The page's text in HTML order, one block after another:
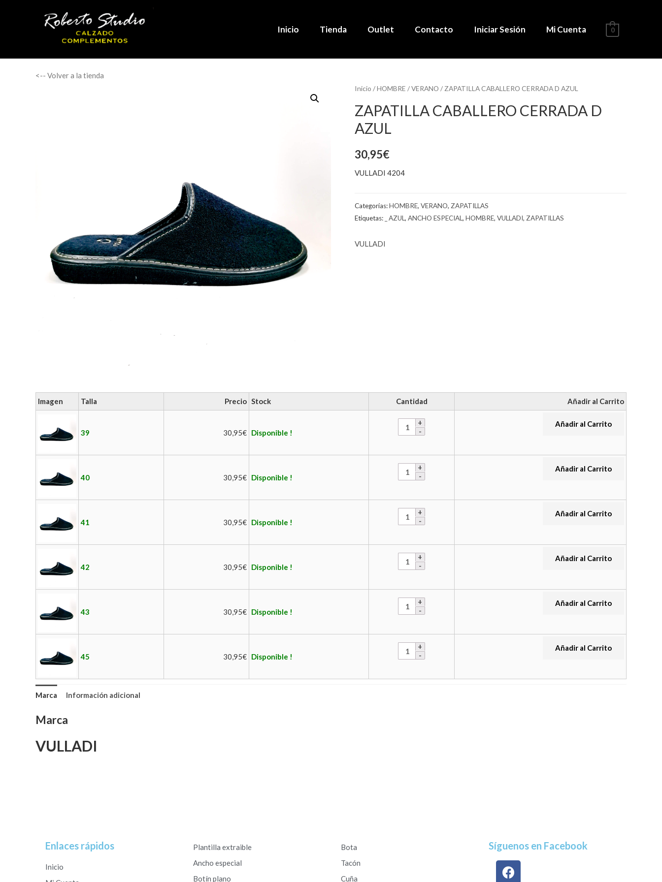
Inicio Tienda Outlet Contacto Iniciar Sesión Mi Cuenta 0
<-- Volver a la tienda
Inicio /HOMBRE /VERANO / ZAPATILLA CABALLERO CERRADA D AZUL
ZAPATILLA CABALLERO CERRADA D
AZUL
30,95€
VULLADI 4204
Categorías:HOMBRE, VERANO, ZAPATILLAS
Etiquetas:
_ AZUL, ANCHO ESPECIAL, HOMBRE, VULLADI, ZAPATILLAS
VULLADI
Imagen Talla Precio Stock Cantidad Añadir al Carrito
39 30,95€ Disponible !
Añadir al Carrito
40 30,95€ Disponible !
Añadir al Carrito
41 30,95€ Disponible !
Añadir al Carrito
42 30,95€ Disponible !
Añadir al Carrito
43 30,95€ Disponible !
Añadir al Carrito
45 30,95€ Disponible !
Añadir al Carrito
Marca Información adicional
Marca
VULLADI
Enlaces rápidos
Inicio
Plantilla extraible
Ancho especial
Botín plano
Bota
Tacón
Cuña
Síguenos en Facebook